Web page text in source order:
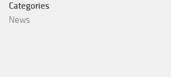
Categories
News